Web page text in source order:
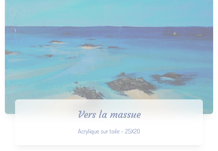
Vers la massue
Acrylique sur toile - 25X20